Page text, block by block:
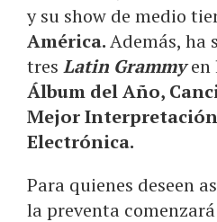
y su show de medio
América.Además, ha
tres Latin Grammyen
Álbum del Año,
Mejor
Electrónica.
Para quienes deseen
la preventa